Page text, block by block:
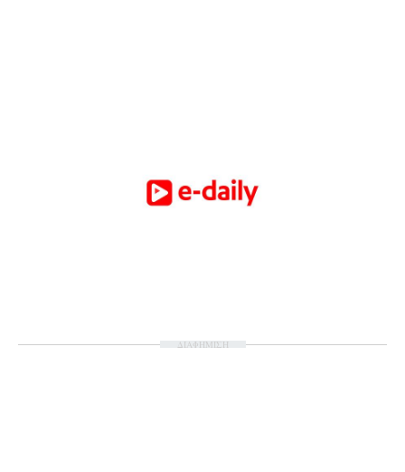
ΔΙΑΦΗΜΙΣΗ